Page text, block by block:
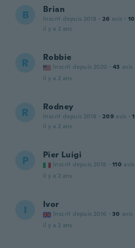
B Brian
Inscrit depuis 2018 · 26 avis · 10
il y a 2 ans
R Robbie
Inscrit depuis 2020 · 43 avis
il y a 2 ans
R Rodney
Inscrit depuis 2018 · 209 avis · 1
il y a 2 ans
P Pier Luigi
Inscrit depuis 2018 · 110 avis
il y a 2 ans
I Ivor
Inscrit depuis 2016 · 30 avis
il y a 2 ans